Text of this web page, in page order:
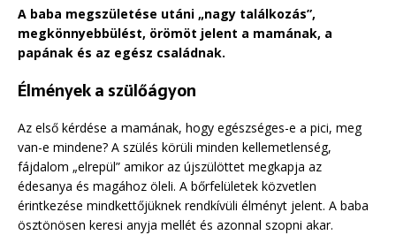
A baba megszületése utáni „nagy találkozás”,
megkönnyebbülést, örömöt jelent a mamának, a
papának és az egész családnak.
Élmények a szülőágyon
Az első kérdése a mamának, hogy egészséges-e a pici, meg
van-e mindene? A szülés körüli minden kellemetlenség,
fájdalom „elrepül” amikor az újszülöttet megkapja az
édesanya és magához öleli. A bőrfelületek közvetlen
érintkezése mindkettőjüknek rendkívüli élményt jelent. A baba
ösztönösen keresi anyja mellét és azonnal szopni akar.